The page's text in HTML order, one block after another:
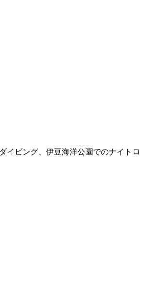
イビング、伊豆海洋公園でのナイトロ